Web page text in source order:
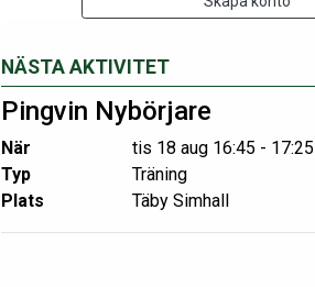
NÄSTA AKTIVITET
Pingvin Nybörjare
När
tis 18 aug 16:45 - 17:25
Typ
Träning
Plats
Täby Simhall